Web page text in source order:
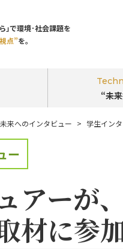
｣で環境･社会課題を
点”を。
“未
｢ビ
この
未来へのインタビュー 学生イン
ー
アーが
材に参